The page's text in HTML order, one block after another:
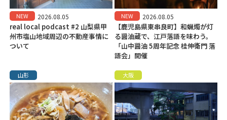
NEW 2026.08.05
real local podcast #2 山梨県甲
州市塩山地域周辺の不動産事情に
ついて
NEW 2026.08.05
【鹿児島県東串良町】和蝋燭が灯
る醤油蔵で、江戸落語を味わう。
「山中醤油 5周年記念 桂伸衛門 落
語会」開催
山形 大阪